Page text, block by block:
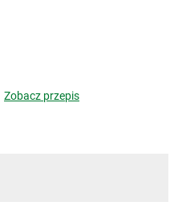
Zobacz przepis